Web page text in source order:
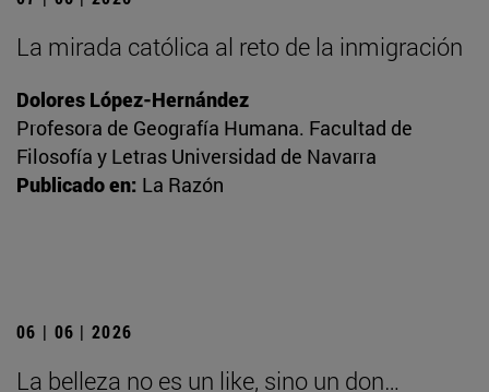
La mirada católica al reto de la inmigración
Dolores López-Hernández
Profesora de Geografía Humana. Facultad de
Filosofía y Letras Universidad de Navarra
Publicado en: La Razón
06 | 06 | 2026
La belleza no es un like, sino un don…